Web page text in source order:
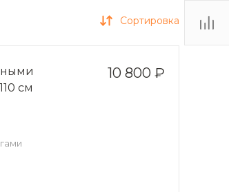
Сортировка
10 800 ₽
см